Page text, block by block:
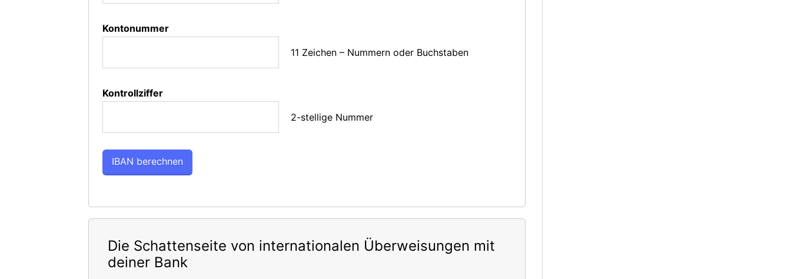
Kontonummer
11 Zeichen – Nummern oder Buchstaben
Kontrollziffer
2-stellige Nummer
Die Schattenseite von internationalen Überweisungen mit
deiner Bank